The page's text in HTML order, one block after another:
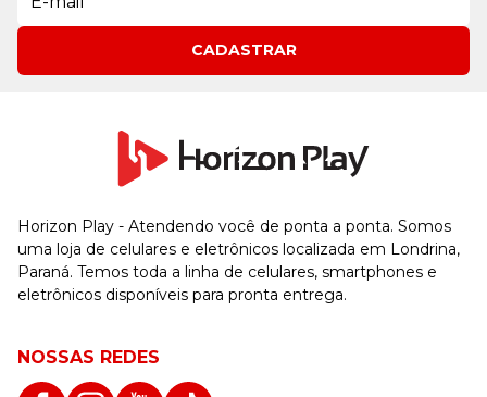
CADASTRAR
Horizon Play - Atendendo você de ponta a ponta. Somos
uma loja de celulares e eletrônicos localizada em Londrina,
Paraná. Temos toda a linha de celulares, smartphones e
eletrônicos disponíveis para pronta entrega.
NOSSAS REDES